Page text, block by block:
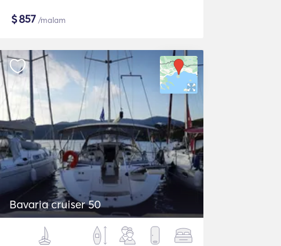
$857 /malam
Bavaria cruiser 50